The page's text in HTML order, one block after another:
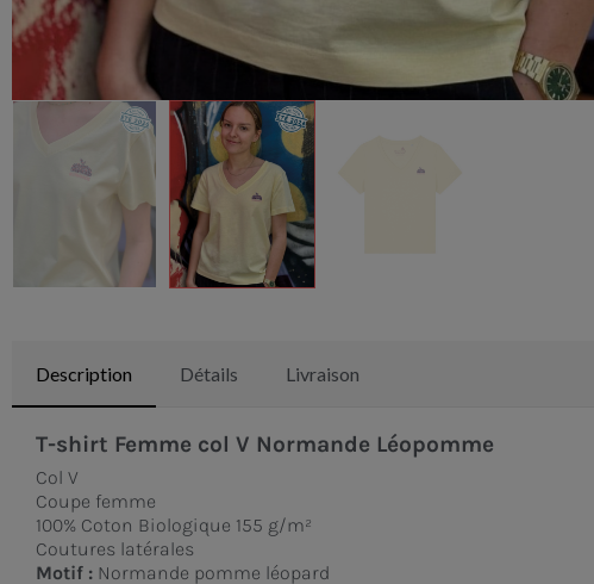
Description Détails Livraison
T-shirt Femme col V Normande Léopomme
Col V
Coupe femme
100% Coton Biologique 155 g/m²
Coutures latérales
Motif : Normande pomme léopard